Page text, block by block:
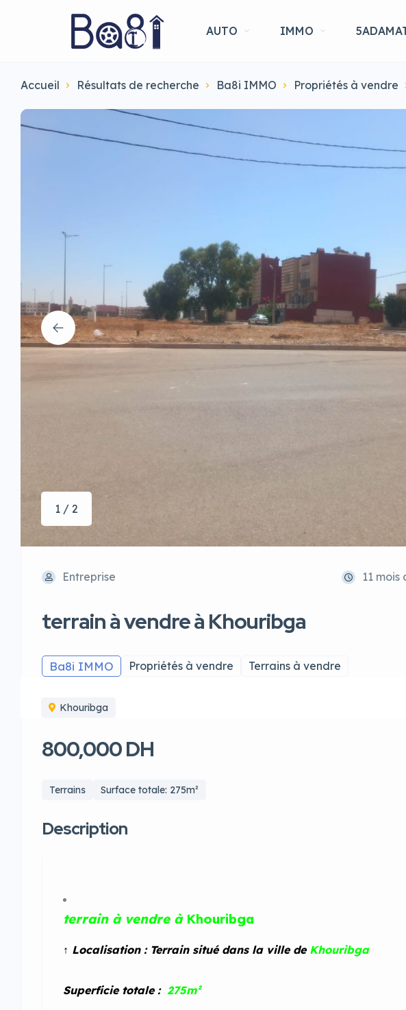
AUTO IMMO
Accueil Résultats de recherche Ba8i IMMO Propriétés à vendre
1 / 2
Entreprise 11 mois
terrain à vendre à Khouribga
Ba8i IMMO Propriétés à vendre Terrains à vendre
Khouribga
800,000 DH
Terrains Surface totale: 275m²
Description
terrain à vendre à Khouribga
↑ Localisation : Terrain situé dans la ville de Khouribga
Superficie totale : 275m²